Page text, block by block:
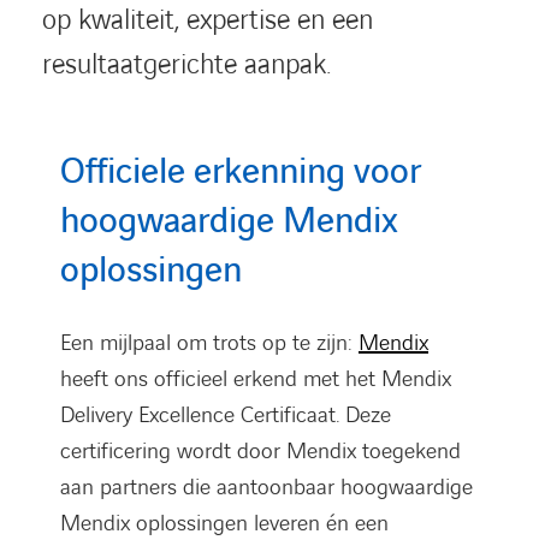
op kwaliteit, expertise en een
resultaatgerichte aanpak.
Officiele erkenning voor
hoogwaardige Mendix
oplossingen
Een mijlpaal om trots op te zijn: Mendix
heeft ons officieel erkend met het Mendix
Delivery Excellence Certificaat. Deze
certificering wordt door Mendix toegekend
aan partners die aantoonbaar hoogwaardige
Mendix oplossingen leveren én een